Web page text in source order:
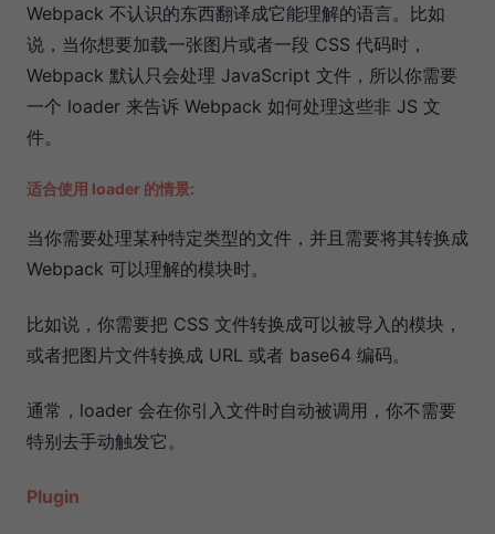
Webpack 不认识的东西翻译成它能理解的语言。比如
说，当你想要加载一张图片或者一段 CSS 代码时，
Webpack 默认只会处理 JavaScript 文件，所以你需要
一个 loader 来告诉 Webpack 如何处理这些非 JS 文
件。
适合使用 loader 的情景:
当你需要处理某种特定类型的文件，并且需要将其转换成
Webpack 可以理解的模块时。
比如说，你需要把 CSS 文件转换成可以被导入的模块，
或者把图片文件转换成 URL 或者 base64 编码。
通常，loader 会在你引入文件时自动被调用，你不需要
特别去手动触发它。
Plugin